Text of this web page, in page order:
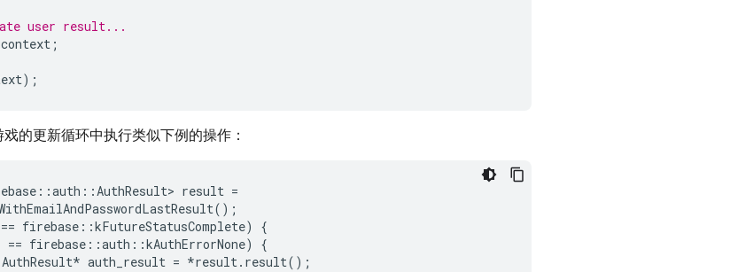
user result...
;
);
的更新循环中执行类似下例的操作：
::auth ::AuthResult> result =
();
== firebase ::kFutureStatusComplete)
{
== firebase ::auth ::kAuthErrorNone)
{
AuthResult* auth_result = *result. result();